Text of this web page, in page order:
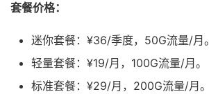
套餐价格：
迷你套餐：¥36/季度，50G流量/月。
轻量套餐：¥19/月，100G流量/月。
标准套餐：¥29/月，200G流量/月。